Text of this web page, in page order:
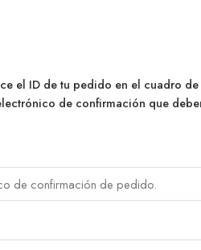
el ID de tu pedido en el cuadro
de confirmación que